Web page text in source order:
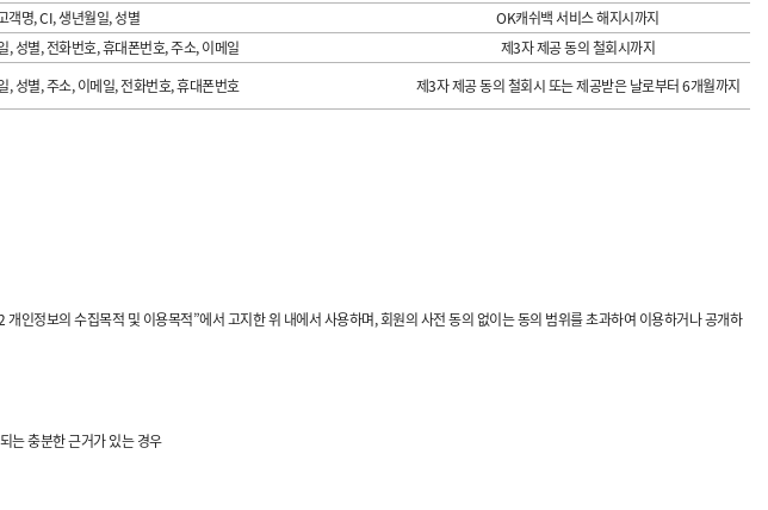
객명, CI, 생년월일, 성별
OK캐쉬백 서비스 해지시까지
, 성별, 전화번호, 휴대폰번호, 주소, 이메일
제3자 제공 동의 철회시까지
, 성별, 주소, 이메일, 전화번호, 휴대폰번호 제3자 제공 동의 철회시 또는 제공받은 날로부터 6개월까지
정보의 수집목적 및 이용목적”에서 고지한 위 내에서 사용하며, 회원의 사전 동의 없이는 동의 범위를 초과하여 이용하거나 공개하
는 충분한 근거가 있는 경우